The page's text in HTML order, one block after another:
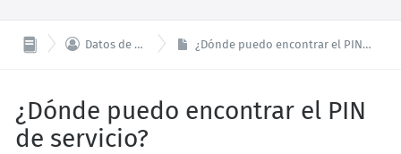
 Datos de cliente ¿Dónde puedo encontrar el PIN de servicio?
¿Dónde puedo encontrar el PIN
de servicio?